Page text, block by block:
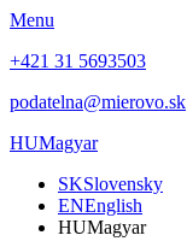
Menu
+421 31 5693503
podatelna@mierovo.sk
HUMagyar
SKSlovensky
ENEnglish
HUMagyar